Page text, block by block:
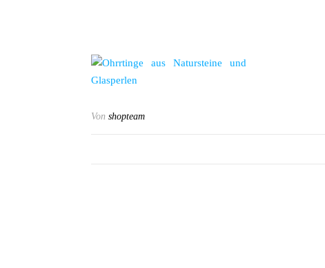
Von shopteam